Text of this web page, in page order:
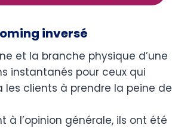
inversé
et la branche physique d’une
instantanés pour ceux qui
clients à prendre la peine de
à l’opinion générale, ils ont été